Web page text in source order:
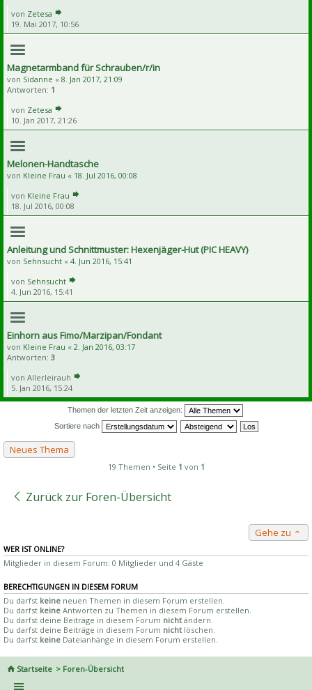
von Zetesa
19. Mai 2017, 10:56
Magnetarmband für Schrauben/r/in
von Sidanne « 8. Jan 2017, 21:09
Antworten: 1
von Zetesa
10. Jan 2017, 21:26
Melonen-Handtasche
von Kleine Frau « 18. Jul 2016, 00:08
von Kleine Frau
18. Jul 2016, 00:08
Anleitung und Schnittmuster: Hexenjäger-Hut (PIC HEAVY)
von Sehnsucht « 4. Jun 2016, 15:41
von Sehnsucht
4. Jun 2016, 15:41
Einhorn aus Fimo/Marzipan/Fondant
von Kleine Frau « 2. Jan 2016, 03:17
Antworten: 3
von Allerleirauh
5. Jan 2016, 15:24
Themen der letzten Zeit anzeigen:
Sortiere nach
Neues Thema
19 Themen • Seite 1 von 1
Zurück zur Foren-Übersicht
Gehe zu
WER IST ONLINE?
Mitglieder in diesem Forum: 0 Mitglieder und 4 Gäste
BERECHTIGUNGEN IN DIESEM FORUM
Du darfst keine neuen Themen in diesem Forum erstellen.
Du darfst keine Antworten zu Themen in diesem Forum erstellen.
Du darfst deine Beiträge in diesem Forum nicht ändern.
Du darfst deine Beiträge in diesem Forum nicht löschen.
Du darfst keine Dateianhänge in diesem Forum erstellen.
Startseite Foren-Übersicht